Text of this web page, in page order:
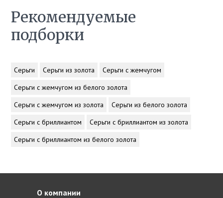
Рекомендуемые
подборки
Серьги Серьги из золота
Серьги с жемчугом
Серьги с жемчугом из белого золота
Серьги с жемчугом из золота
Серьги из белого золота
Серьги с бриллиантом
Серьги с бриллиантом из золота
Серьги с бриллиантом из белого золота
О компании